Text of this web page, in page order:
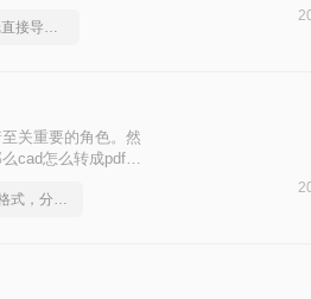
上都能被无缝打
如何把多张cad图纸直接导出成pdf
关重要的角色。然
cad怎么转成pdf格
如何将cad转成pdf格式，分享一种简单的方法